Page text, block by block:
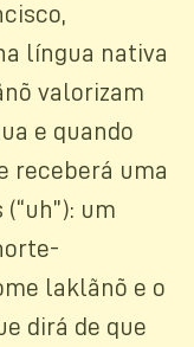
língua nativa
valorizam
e quando
receberá uma
um
laklãnõ e o
dirá de que